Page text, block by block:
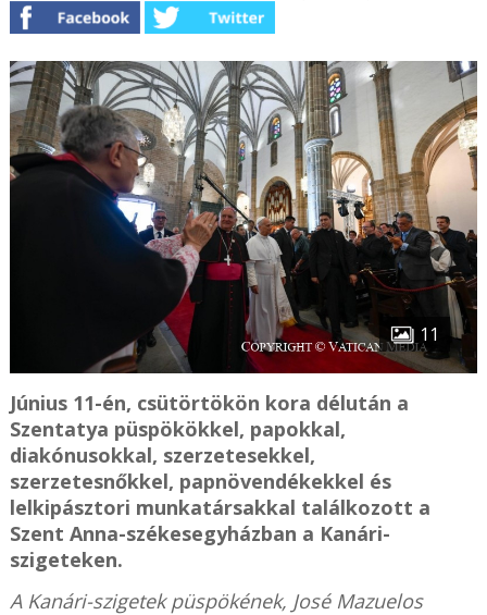
11
Június 11-én, csütörtökön kora délután a
Szentatya püspökökkel, papokkal,
diakónusokkal, szerzetesekkel,
szerzetesnőkkel, papnövendékekkel és
lelkipásztori munkatársakkal találkozott a
Szent Anna-székesegyházban a Kanári-
szigeteken.
A Kanári-szigetek püspökének, José Mazuelos